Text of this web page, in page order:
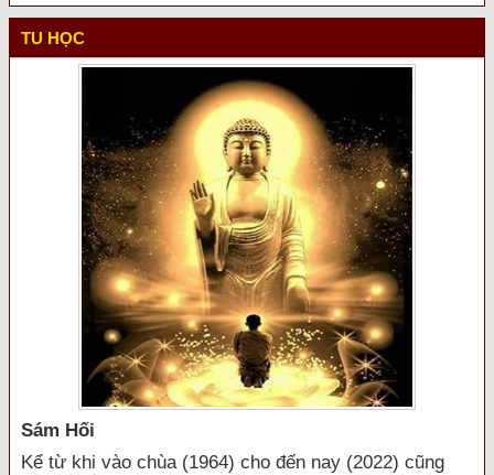
TU HỌC
Sám Hối
Kể từ khi vào chùa (1964) cho đến nay (2022) cũng